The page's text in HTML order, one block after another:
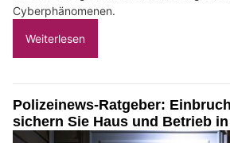
Cyberphänomenen.
Weiterlesen
Polizeinews-Ratgeber:
sichern Sie Haus und Betrieb